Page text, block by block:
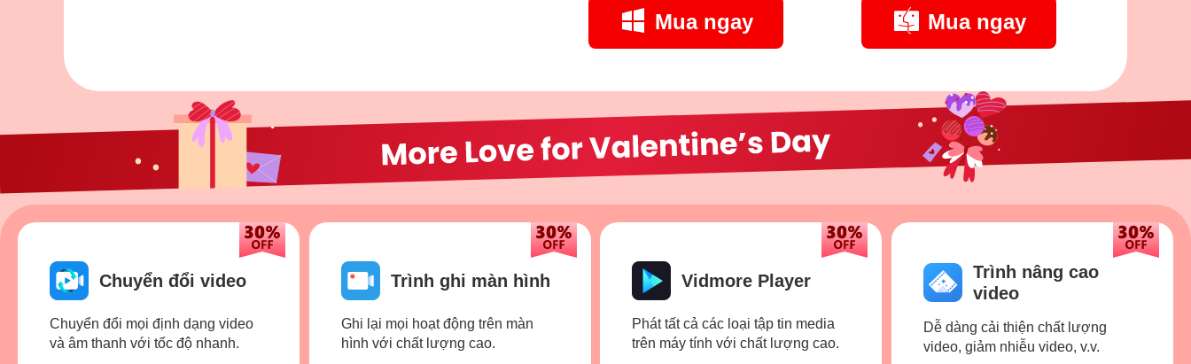
Mua ngay Mua ngay
Chuyển đổi video
Chuyển đổi mọi định dạng video
và âm thanh với tốc độ nhanh.
Trình ghi màn hình
Ghi lại mọi hoạt động trên màn
hình với chất lượng cao.
Vidmore Player
Phát tất cả các loại tập tin media
trên máy tính với chất lượng cao.
Trình nâng cao
video
Dễ dàng cải thiện chất lượng
video, giảm nhiễu video, v.v.